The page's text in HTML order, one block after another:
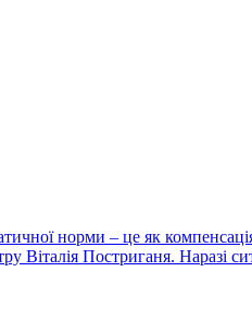
норми – це як
Постриганя. Наразі